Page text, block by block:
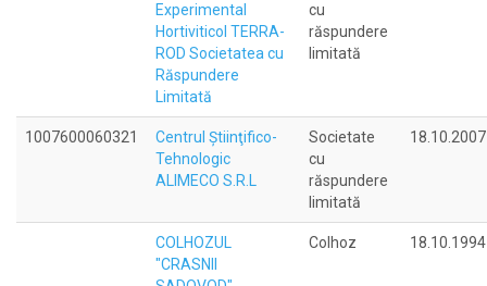
Experimental
Hortiviticol TERRA-
ROD Societatea cu
Răspundere
Limitată
cu
răspundere
limitată
1007600060321
Centrul Ştiinţifico-
Tehnologic
ALIMECO S.R.L
Societate
cu
răspundere
limitată
18.10.2007
COLHOZUL
"CRASNII
Colhoz 18.10.1994